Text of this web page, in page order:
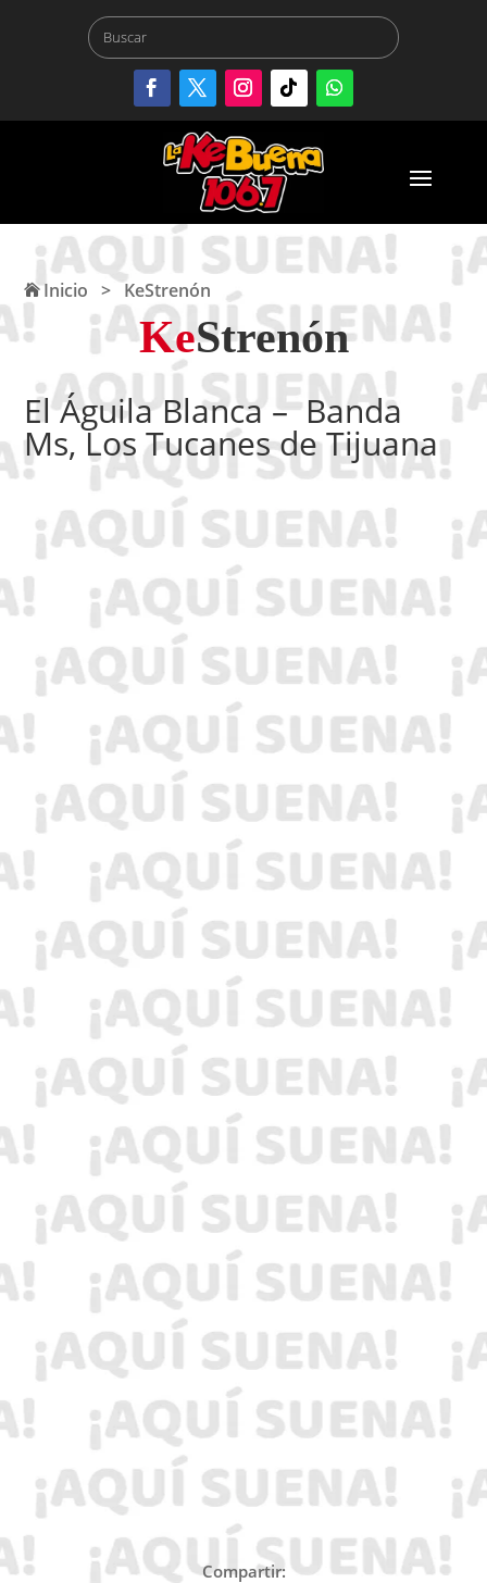
Inicio >KeStrenón
KeStrenón
El Águila Blanca – Banda
Ms, Los Tucanes de Tijuana
Compartir: